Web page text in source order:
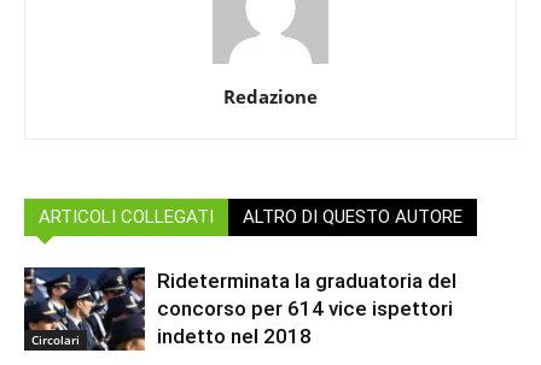
Redazione
ARTICOLI COLLEGATI ALTRO DI QUESTO AUTORE
Circolari
Rideterminata la graduatoria del
concorso per 614 vice ispettori
indetto nel 2018